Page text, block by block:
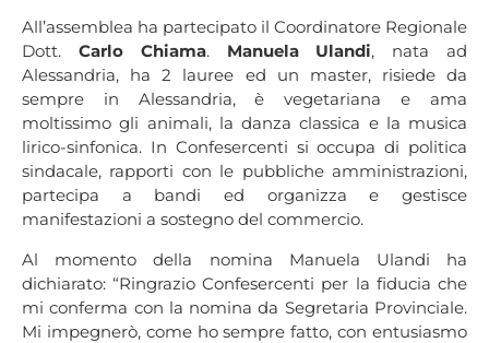
All’assemblea ha partecipato il Coordinatore Regionale
Dott. Carlo Chiama. Manuela Ulandi, nata ad
Alessandria, ha 2 lauree ed un master, risiede da
sempre in Alessandria, è vegetariana e ama
moltissimo gli animali, la danza classica e la musica
lirico-sinfonica. In Confesercenti si occupa di politica
sindacale, rapporti con le pubbliche amministrazioni,
partecipa a bandi ed organizza e gestisce
manifestazioni a sostegno del commercio.
Al momento della nomina Manuela Ulandi ha
dichiarato: “Ringrazio Confesercenti per la fiducia che
mi conferma con la nomina da Segretaria Provinciale.
Mi impegnerò, come ho sempre fatto, con entusiasmo